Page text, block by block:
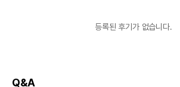
등록된 후기가 없습니다.
Q&A